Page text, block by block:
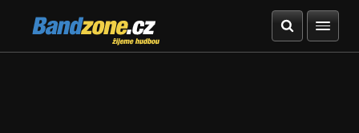
Bandzone.cz
žijeme hudbou